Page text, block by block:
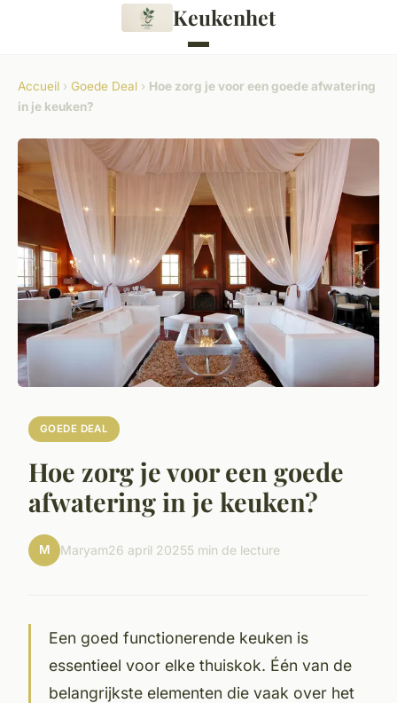
Keukenhet
Accueil › Goede Deal › Hoe zorg je voor een goede afwatering
in je keuken?
GOEDE DEAL
Hoe zorg je voor een goede
afwatering in je keuken?
M Maryam26 april 20255 min de lecture
Een goed functionerende keuken is
essentieel voor elke thuiskok. Één van de
belangrijkste elementen die vaak over het